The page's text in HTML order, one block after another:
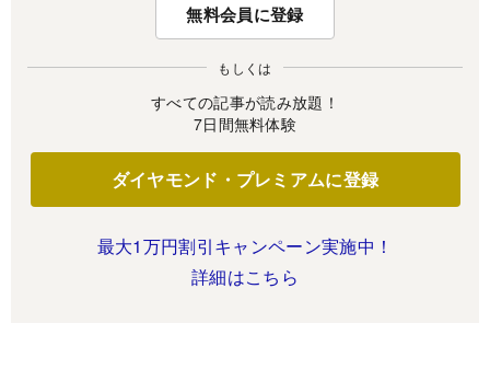
無料会員に登録
もしくは
すべての記事が読み放題！
7日間無料体験
ダイヤモンド・プレミアムに登録
最大1万円割引キャンペーン実施中！
詳細はこちら